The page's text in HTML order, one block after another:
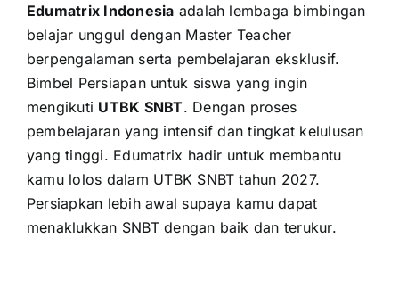
Edumatrix Indonesia adalah lembaga bimbingan
belajar unggul dengan Master Teacher
berpengalaman serta pembelajaran eksklusif.
Bimbel Persiapan untuk siswa yang ingin
mengikuti UTBK SNBT. Dengan proses
pembelajaran yang intensif dan tingkat kelulusan
yang tinggi. Edumatrix hadir untuk membantu
kamu lolos dalam UTBK SNBT tahun 2027.
Persiapkan lebih awal supaya kamu dapat
menaklukkan SNBT dengan baik dan terukur.